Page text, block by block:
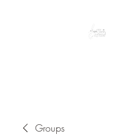
Groups